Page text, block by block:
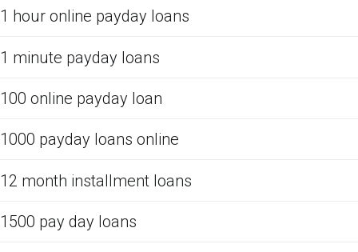
1 hour online payday loans
1 minute payday loans
100 online payday loan
1000 payday loans online
12 month installment loans
1500 pay day loans